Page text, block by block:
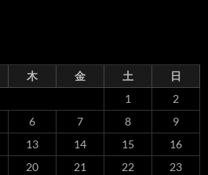
木 金 土
日
1
2
6 7 8
9
13 14 15
16
20 21 22
23